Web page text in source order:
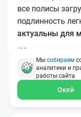
все полисы
подлинность
актуальны для
*Минимальная
(безаварийный
т.д.). Узнать
можно с помощью
Мы собираем
аналитики и
работы сайта
Окей